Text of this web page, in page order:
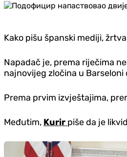
Kako pišu španski mediji,
Napadač je, prema riječima
najnovijeg zločina u
Prema prvim izvještajima,
Međutim, Kurir piše da je